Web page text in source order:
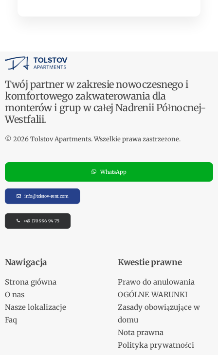
Twój partner w zakresie nowoczesnego i
komfortowego zakwaterowania dla
monterów i grup w całej Nadrenii Północnej-
Westfalii.
© 2026 Tolstov Apartments.Wszelkie prawa zastrzeżone.
WhatsApp
info@tolstov-rent.com
+49 170 996 94 75
Nawigacja
Strona główna
O nas
Nasze lokalizacje
Faq
Kwestie prawne
Prawo do anulowania
OGÓLNE WARUNKI
Zasady obowiązujące w
domu
Nota prawna
Polityka prywatności